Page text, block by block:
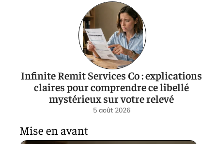
Infinite Remit Services Co : explications
claires pour comprendre ce libellé
mystérieux sur votre relevé
5 août 2026
Mise en avant